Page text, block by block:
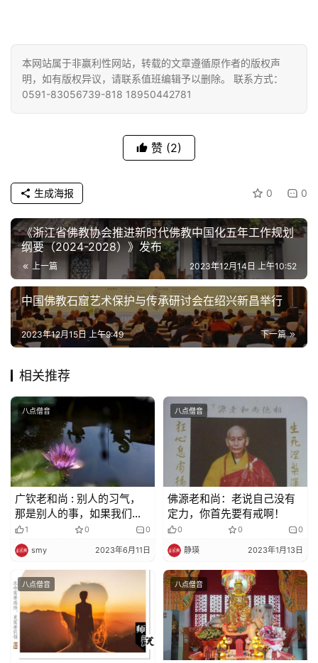
佛
教
人
物
礼
视
频
纪
录
佛
教
艺
术
政
策
法
规
免
责
声
登录 注册
本网站属于非赢利性网站，转载的文章遵循原作者的版权声
明，如有版权异议，请联系值班编辑予以删除。 联系方式：
0591-83056739-818 18950442781
赞 (2)
0 0
生成海报
《浙江省佛教协会推进新时代佛教中国化五年工作规划
纲要（2024-2028）》发布
上一篇 2023年12月14日 上午10:52
中国佛教石窟艺术保护与传承研讨会在绍兴新昌举行
下一篇
2023年12月15日 上午9:49
相关推荐
八点僧音
广钦老和尚 : 别人的习气，
那是别人的事，如果我们拿
来起烦恼，那就是自己的愚
痴
1 0 0
smy 2023年6月11日
八点僧音
佛源老和尚：老说自己没有
定力，你首先要有戒啊！
0 0 0
静瑛 2023年1月13日
八点僧音 八点僧音